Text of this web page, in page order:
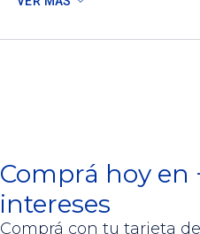
Comprá hoy en
intereses
Comprá con tu tarjeta